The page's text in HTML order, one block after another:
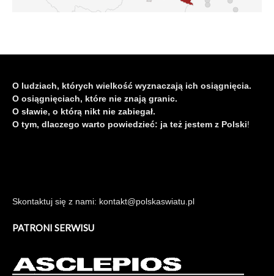
O ludziach, których wielkość wyznaczają ich osiągnięcia.
O osiągnięciach, które nie znają granic.
O sławie, o którą nikt nie zabiegał.
O tym, dlaczego warto powiedzieć: ja też jestem z Polski!
Skontaktuj się z nami: kontakt@polskaswiatu.pl
PATRONI SERWISU